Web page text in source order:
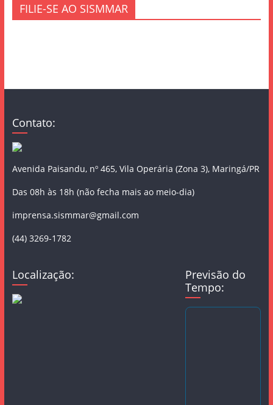
FILIE-SE AO SISMMAR
Contato:
Avenida Paisandu, nº 465, Vila Operária (Zona 3), Maringá/PR
Das 08h às 18h (não fecha mais ao meio-dia)
imprensa.sismmar@gmail.com
(44) 3269-1782
Localização:
Previsão do
Tempo: